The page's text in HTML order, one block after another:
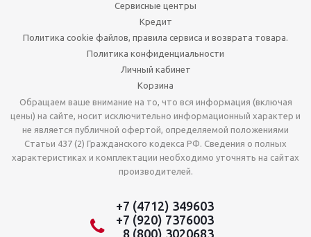
Сервисные центры
Кредит
Политика cookie файлов, правила сервиса и возврата товара.
Политика конфиденциальности
Личный кабинет
Корзина
Обращаем ваше внимание на то, что вся информация (включая
цены) на сайте, носит исключительно информационный характер и
не является публичной офертой, определяемой положениями
Статьи 437 (2) Гражданского кодекса РФ. Сведения о полных
характеристиках и комплектации необходимо уточнять на сайтах
производителей.
+7 (4712) 349603
+7 (920) 7376003
8 (800) 3020683